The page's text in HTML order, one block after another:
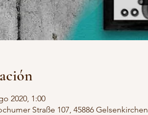
2020, 1:00
Straße 107, 45886